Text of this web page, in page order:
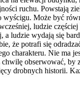
ruchu. Powstają
wyścigu. Może być
ludzie
a ludzie wydają się
że potrafi się
charakteru. Nie ma
obserwować, by
drobnych historii.